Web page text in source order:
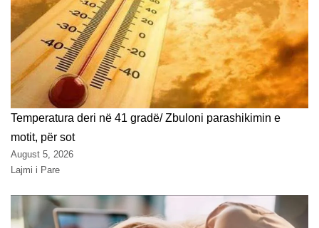
Temperatura deri në 41 gradë/ Zbuloni parashikimin e
motit, për sot
August 5, 2026
Lajmi i Pare